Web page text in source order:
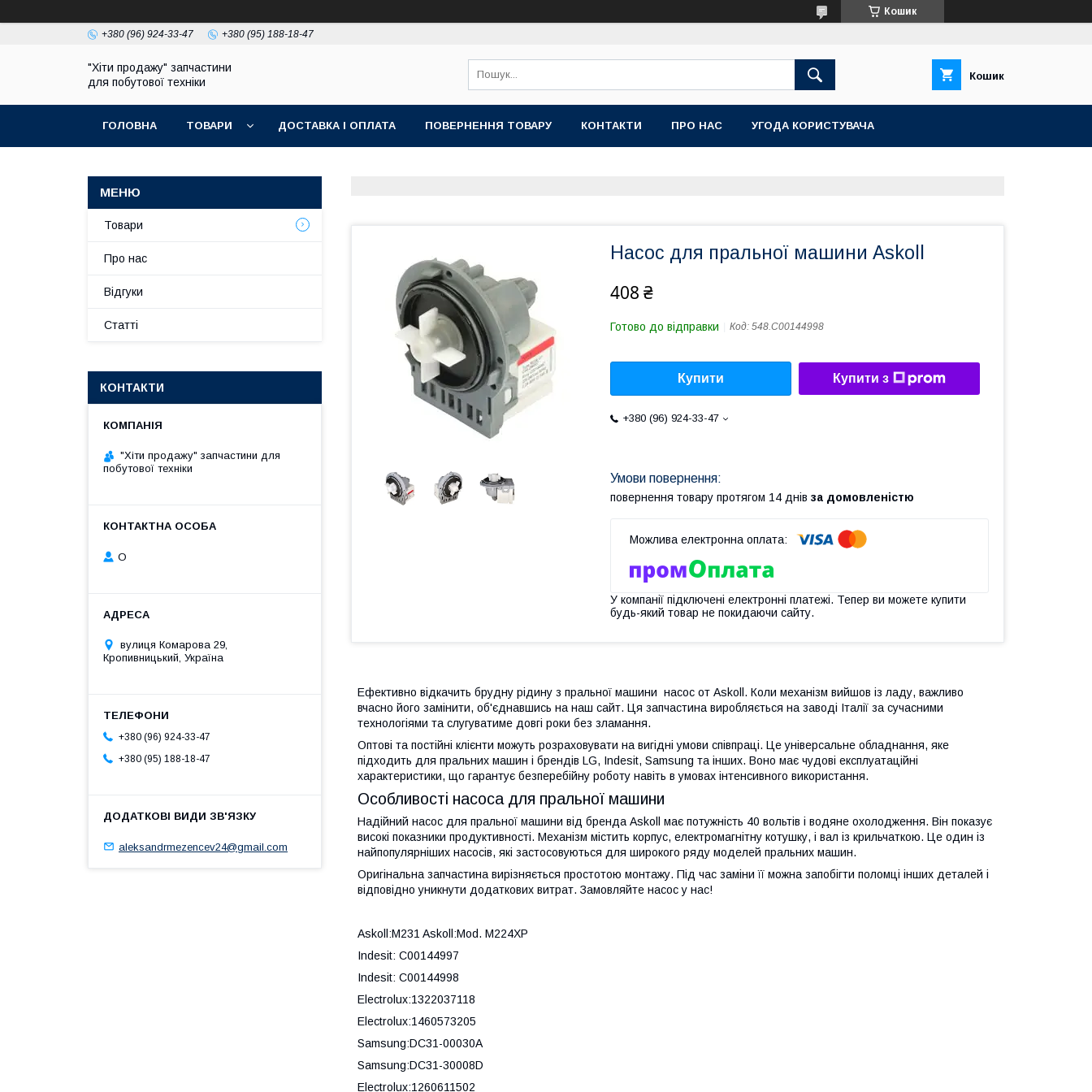
Кошик
+380 (96) 924-33-47 +380 (95) 188-18-47
"Хіти продажу" запчастини
для побутової техніки
Кошик
ГОЛОВНА ТОВАРИ ДОСТАВКА І ОПЛАТА ПОВЕРНЕННЯ ТОВАРУ КОНТАКТИ ПРО НАС УГОДА КОРИСТУВАЧА
Насос для пральної машини Askoll
408 ₴
Готово до відправки Код: 548.C00144998
Купити Купити з
+380 (96) 924-33-47
повернення товару протягом 14 днів за домовленістю
У компанії підключені електронні платежі. Тепер ви можете купити
будь-який товар не покидаючи сайту.
Ефективно відкачить брудну рідину з пральної машини насос от Askoll. Коли механізм вийшов із ладу, важливо
вчасно його замінити, об'єднавшись на наш сайт. Ця запчастина виробляється на заводі Італії за сучасними
технологіями та слугуватиме довгі роки без зламання.
Оптові та постійні клієнти можуть розраховувати на вигідні умови співпраці. Це універсальне обладнання, яке
підходить для пральних машин і брендів LG, Indesit, Samsung та інших. Воно має чудові експлуатаційні
характеристики, що гарантує безперебійну роботу навіть в умовах інтенсивного використання.
Особливості насоса для пральної машини
Надійний насос для пральної машини від бренда Askoll має потужність 40 вольтів і водяне охолодження. Він показує
високі показники продуктивності. Механізм містить корпус, електромагнітну котушку, і вал із крильчаткою. Це один із
найпопулярніших насосів, які застосовуються для широкого ряду моделей пральних машин.
Оригінальна запчастина вирізняється простотою монтажу. Під час заміни її можна запобігти поломці інших деталей і
відповідно уникнути додаткових витрат. Замовляйте насос у нас!
Askoll:M231 Askoll:Mod. M224XP
Indesit: C00144997
Indesit: C00144998
Electrolux:1322037118
Electrolux:1460573205
Samsung:DC31-00030A
Samsung:DC31-30008D
Electrolux:1260611502
Товари
Про нас
Відгуки
Статті
КОНТАКТИ
"Хіти продажу" запчастини для
побутової техніки
О
вулиця Комарова 29,
Кропивницький, Україна
+380 (96) 924-33-47
+380 (95) 188-18-47
aleksandrmezencev24@gmail.com